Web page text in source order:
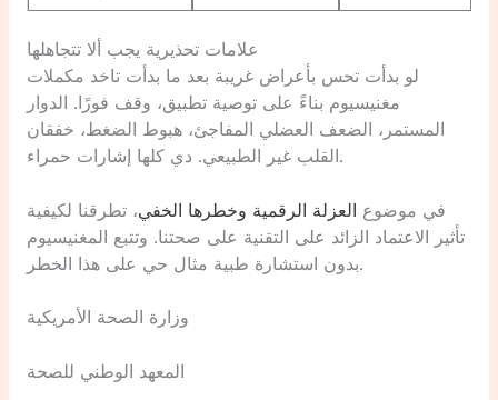
علامات تحذيرية يجب ألا تتجاهلها
لو بدأت تحس بأعراض غريبة بعد ما بدأت تاخد مكملات
مغنيسيوم بناءً على توصية تطبيق، وقف فورًا. الدوار
المستمر، الضعف العضلي المفاجئ، هبوط الضغط، خفقان
القلب غير الطبيعي. دي كلها إشارات حمراء.
في موضوع العزلة الرقمية وخطرها الخفي، تطرقنا لكيفية
تأثير الاعتماد الزائد على التقنية على صحتنا. وتتبع المغنيسيوم
بدون استشارة طبية مثال حي على هذا الخطر.
وزارة الصحة الأمريكية
المعهد الوطني للصحة